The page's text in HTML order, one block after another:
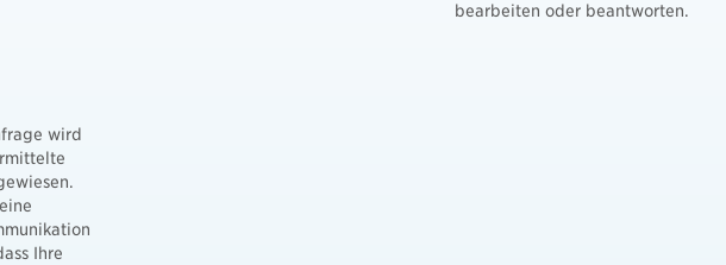
bearbeiten oder beantworten.
wird
Ihre